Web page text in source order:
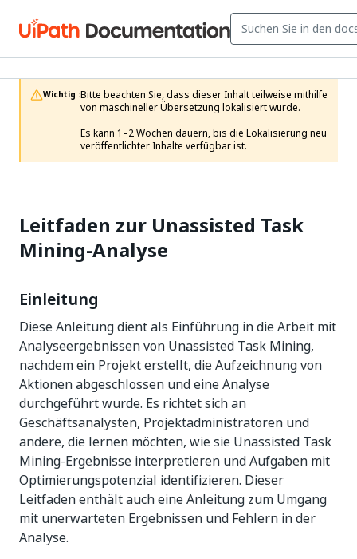
Wichtig :Bitte beachten Sie, dass dieser Inhalt teilweise mithilfe
von maschineller Übersetzung lokalisiert wurde.
Es kann 1–2 Wochen dauern, bis die Lokalisierung neu
veröffentlichter Inhalte verfügbar ist.
Leitfaden zur Unassisted Task
Mining-Analyse
Einleitung
Diese Anleitung dient als Einführung in die Arbeit mit
Analyseergebnissen von Unassisted Task Mining,
nachdem ein Projekt erstellt, die Aufzeichnung von
Aktionen abgeschlossen und eine Analyse
durchgeführt wurde. Es richtet sich an
Geschäftsanalysten, Projektadministratoren und
andere, die lernen möchten, wie sie Unassisted Task
Mining-Ergebnisse interpretieren und Aufgaben mit
Optimierungspotenzial identifizieren. Dieser
Leitfaden enthält auch eine Anleitung zum Umgang
mit unerwarteten Ergebnissen und Fehlern in der
Analyse.